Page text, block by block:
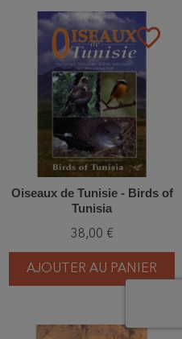
favorite_border
Oiseaux de Tunisie - Birds of
Tunisia
38,00 €
AJOUTER AU PANIER